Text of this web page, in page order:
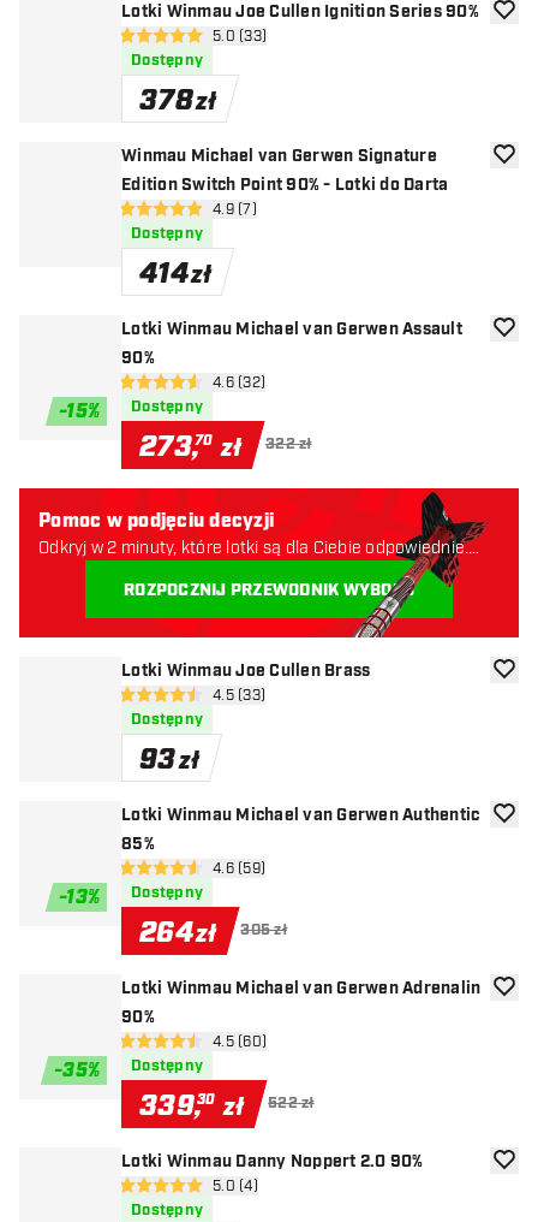
Lotki Winmau Joe Cullen Ignition Series 90%
otwórz panel recenzji
5 gwiazdki oceny5.0 (33)
Dostępny
378zł
Winmau Michael van Gerwen Signature
Edition Switch Point 90% - Lotki do Darta
otwórz panel recenzji
4.9 gwiazdki oceny
4.9 (7)
Dostępny
414zł
-15%
Lotki Winmau Michael van Gerwen Assault
90%
otwórz panel recenzji
4.6 gwiazdki oceny
4.6 (32)
Dostępny
273,70 zł 322 zł
Lotki Winmau Joe Cullen Brass
otwórz panel recenzji
4.5 gwiazdki oceny
4.5 (33)
Dostępny
93zł
-13%
Lotki Winmau Michael van Gerwen Authentic
85%
otwórz panel recenzji
4.6 gwiazdki oceny
4.6 (59)
Dostępny
264zł 305 zł
-35%
Lotki Winmau Michael van Gerwen Adrenalin
90%
otwórz panel recenzji
4.5 gwiazdki oceny
4.5 (60)
Dostępny
339,30 zł 522 zł
Lotki Winmau Danny Noppert 2.0 90%
otwórz panel recenzji
5 gwiazdki oceny5.0 (4)
Dostępny
Pomoc w podjęciu decyzji
Odkryj w 2 minuty, które lotki są dla Ciebie odpowiednie.
ROZPOCZNIJ PRZEWODNIK WYBORU